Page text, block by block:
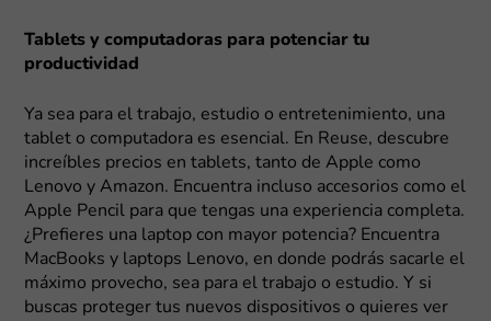
Tablets y computadoras para potenciar tu
productividad
Ya sea para el trabajo, estudio o entretenimiento, una
tablet o computadora es esencial. En Reuse, descubre
increíbles precios en tablets, tanto de Apple como
Lenovo y Amazon. Encuentra incluso accesorios como el
Apple Pencil para que tengas una experiencia completa.
¿Prefieres una laptop con mayor potencia? Encuentra
MacBooks y laptops Lenovo, en donde podrás sacarle el
máximo provecho, sea para el trabajo o estudio. Y si
buscas proteger tus nuevos dispositivos o quieres ver